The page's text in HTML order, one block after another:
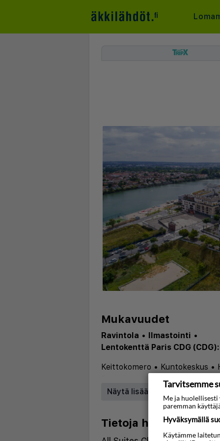
Mukavuudet
Ravintola • Ilmastointi •
Lentokenttä Paris CDG
Keittokomero • Kuntokeskus •
Ilmastointi
Näytä lisää
Tietoja hotellista
Tarvitsemme
Me ja huolellisesti
paremman
Hyväksymällä
Käytämme